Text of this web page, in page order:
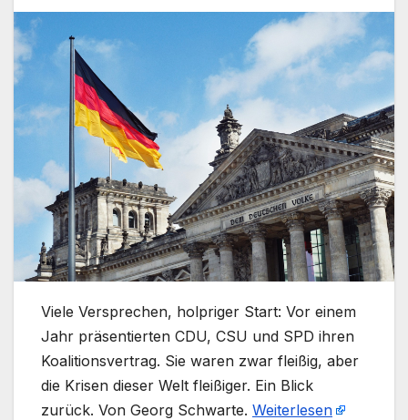
​Viele Versprechen, holpriger Start: Vor einem
Jahr präsentierten CDU, CSU und SPD ihren
Koalitionsvertrag. Sie waren zwar fleißig, aber
die Krisen dieser Welt fleißiger. Ein Blick
zurück. Von Georg Schwarte. Weiterlesen